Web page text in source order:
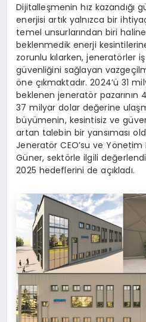
Dijitalleşmenin hız kazandığı
enerjisi artık yalnızca bir
temel unsurlarından biri
beklenmedik enerji
zorunlu kılarken, jeneratörler
güvenliğini sağlayan
öne çıkmaktadır. 2024’ü 31
beklenen jeneratör pazarının
37 milyar dolar değerine
büyümenin, kesintisiz ve
artan talebin bir yansıması
Jeneratör CEO’su ve Yönetim
Güner, sektörle ilgili
2025 hedeflerini de açıkladı.